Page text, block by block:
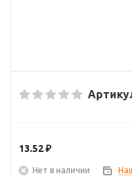
13.52₽
Нет в наличии